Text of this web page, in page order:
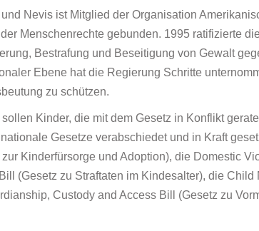
und Nevis ist Mitglied der Organisation
Menschenrechte gebunden. 1995 ratifizierte
Bestrafung und Beseitigung von Gewalt
Ebene hat die Regierung Schritte
zu schützen.
sollen Kinder, die mit dem Gesetz in Konflikt
Gesetze verabschiedet und in Kraft
zur Kinderfürsorge und Adoption), die Domestic
(Gesetz zu Straftaten im Kindesalter), die
Custody and Access Bill (Gesetz zu